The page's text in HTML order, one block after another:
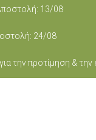
13/08
24/08
την προτίμηση & την